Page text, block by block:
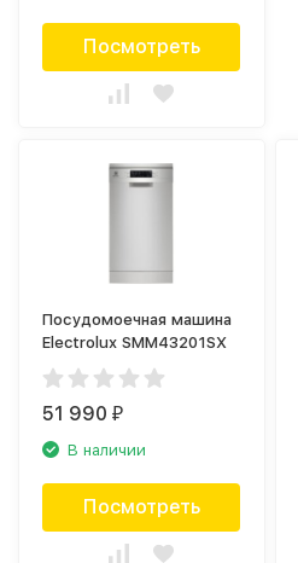
Посмотреть
Посудомоечная машина
Electrolux SMM43201SX
51 990₽
В наличии
Посмотреть